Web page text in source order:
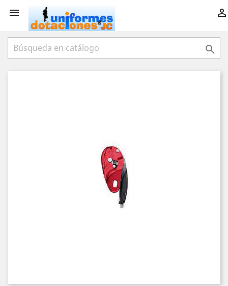
 
